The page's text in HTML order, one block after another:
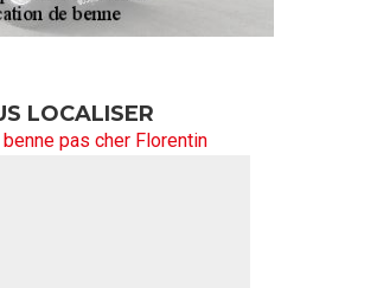
LOCALISER
pas cher Florentin